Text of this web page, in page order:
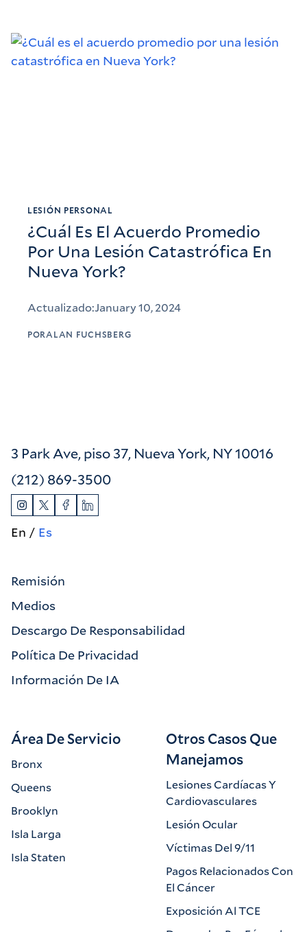
LESIÓN PERSONAL
¿Cuál Es El Acuerdo Promedio
Por Una Lesión Catastrófica En
Nueva York?
Actualizado:January 10, 2024
PORALAN FUCHSBERG
3 Park Ave, piso 37, Nueva York, NY 10016
(212) 869-3500
En Es
Remisión
Medios
Descargo De Responsabilidad
Política De Privacidad
Información De IA
Área De Servicio
Bronx
Queens
Brooklyn
Isla Larga
Isla Staten
Otros Casos Que
Manejamos
Lesiones Cardíacas Y
Cardiovasculares
Lesión Ocular
Víctimas Del 9/11
Pagos Relacionados Con
El Cáncer
Exposición Al TCE